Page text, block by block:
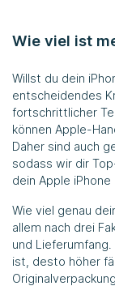
Wie viel ist
Willst du dein
entscheidendes
fortschrittlicher
können Apple-
Daher sind auch
sodass wir dir
dein Apple
Wie viel genau
allem nach drei
und
ist, desto höher